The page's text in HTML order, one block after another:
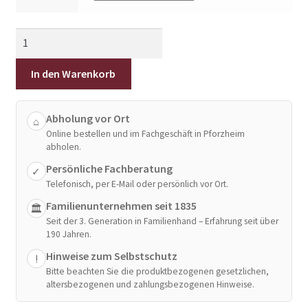
Magnum
Menge
In den Warenkorb
⌂ Abholung vor Ort
Online bestellen und im Fachgeschäft in Pforzheim
abholen.
✓ Persönliche Fachberatung
Telefonisch, per E-Mail oder persönlich vor Ort.
🏛 Familienunternehmen seit 1835
Seit der 3. Generation in Familienhand – Erfahrung seit über
190 Jahren.
! Hinweise zum Selbstschutz
Bitte beachten Sie die produktbezogenen gesetzlichen,
altersbezogenen und zahlungsbezogenen Hinweise.